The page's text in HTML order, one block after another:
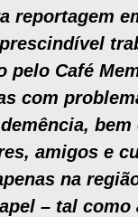
reportagem
pelo Café
com
bem
amigos e
na
– tal como